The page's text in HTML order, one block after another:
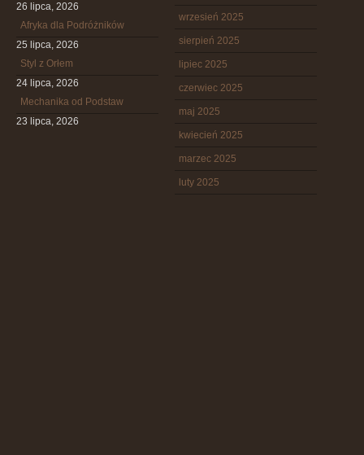
26 lipca, 2026
Afryka dla Podróżników
25 lipca, 2026
Styl z Orłem
24 lipca, 2026
Mechanika od Podstaw
23 lipca, 2026
wrzesień 2025
sierpień 2025
lipiec 2025
czerwiec 2025
maj 2025
kwiecień 2025
marzec 2025
luty 2025